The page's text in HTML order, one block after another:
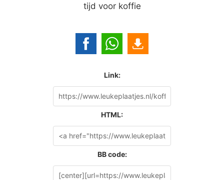
tijd voor koffie
Link:
HTML:
BB code: